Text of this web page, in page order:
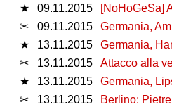
★
09.11.2015
[NoHoGeSa]
✂
09.11.2015
Germania,
★
13.11.2015
Germania,
✂
13.11.2015
Attacco alla
★
13.11.2015
Germania,
✂
13.11.2015
Berlino: